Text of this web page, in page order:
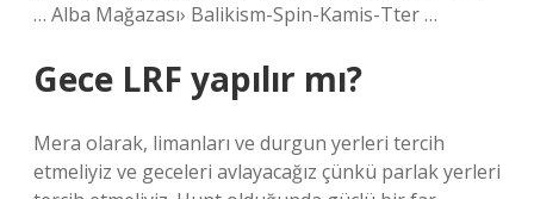
… Alba Mağazası› Balikism-Spin-Kamis-Tter …
Gece LRF yapılır mı?
Mera olarak, limanları ve durgun yerleri tercih
etmeliyiz ve geceleri avlayacağız çünkü parlak yerleri